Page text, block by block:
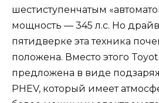
шестиступенчатым
мощность — 345 л.с. Но
пятидверке эта техника
положена. Вместо этого
предложена в виде
PHEV, который имеет